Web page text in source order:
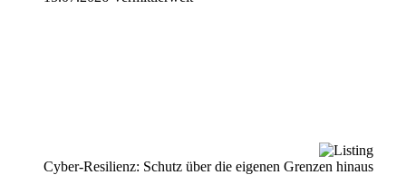
Cyber-Resilienz: Schutz über die eigenen Grenzen hinaus